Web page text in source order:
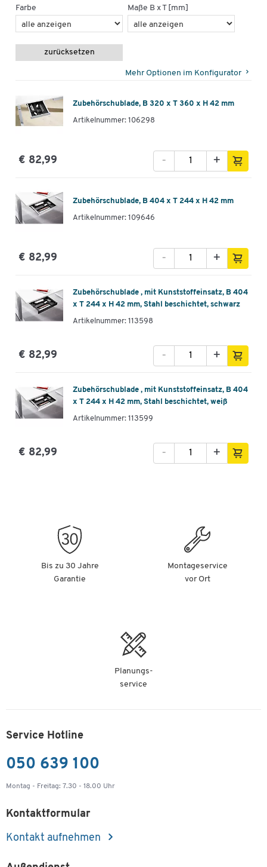
Farbe Maße B x T [mm]
zurücksetzen
Mehr Optionen im Konfigurator
Zubehörschublade, B 320 x T 360 x H 42 mm
Artikelnummer: 106298
€ 82,99 +
-
Zubehörschublade, B 404 x T 244 x H 42 mm
Artikelnummer: 109646
€ 82,99 +
-
Zubehörschublade , mit Kunststoffeinsatz, B 404
x T 244 x H 42 mm, Stahl beschichtet, schwarz
Artikelnummer: 113598
€ 82,99 +
-
Zubehörschublade , mit Kunststoffeinsatz, B 404
x T 244 x H 42 mm, Stahl beschichtet, weiß
Artikelnummer: 113599
€ 82,99 +
-
Bis zu 30 Jahre
Garantie
Montageservice
vor Ort
Planungs-
service
Service Hotline
050 639 100
Montag - Freitag: 7.30 - 18.00 Uhr
Kontaktformular
Kontakt aufnehmen